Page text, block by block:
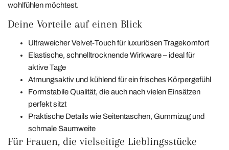
wohlfühlen möchtest.
Deine Vorteile auf einen Blick
Ultraweicher Velvet‑Touch für luxuriösen Tragekomfort
Elastische, schnelltrocknende Wirkware – ideal für
aktive Tage
Atmungsaktiv und kühlend für ein frisches Körpergefühl
Formstabile Qualität, die auch nach vielen Einsätzen
perfekt sitzt
Praktische Details wie Seitentaschen, Gummizug und
schmale Saumweite
Für Frauen, die vielseitige Lieblingsstücke